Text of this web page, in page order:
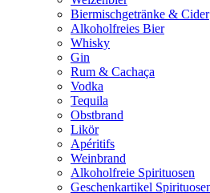
Biermischgetränke & Cider
Alkoholfreies Bier
Whisky
Gin
Rum & Cachaça
Vodka
Tequila
Obstbrand
Likör
Apéritifs
Weinbrand
Alkoholfreie Spirituosen
Geschenkartikel